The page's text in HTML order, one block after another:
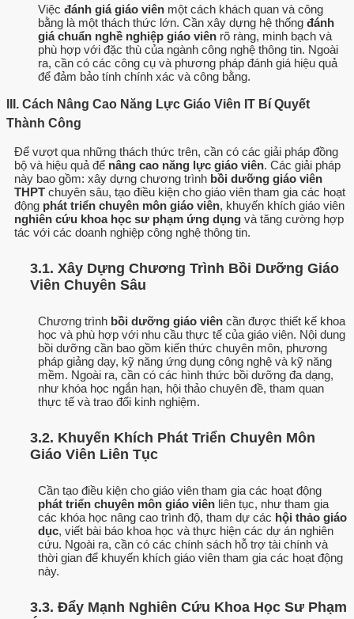
Việc đánh giá giáo viên một cách khách quan và công
bằng là một thách thức lớn. Cần xây dựng hệ thống đánh
giá chuẩn nghề nghiệp giáo viên rõ ràng, minh bạch và
phù hợp với đặc thù của ngành công nghệ thông tin. Ngoài
ra, cần có các công cụ và phương pháp đánh giá hiệu quả
để đảm bảo tính chính xác và công bằng.
III. Cách Nâng Cao Năng Lực Giáo Viên IT Bí Quyết
Thành Công
Để vượt qua những thách thức trên, cần có các giải pháp đồng
bộ và hiệu quả để nâng cao năng lực giáo viên. Các giải pháp
này bao gồm: xây dựng chương trình bồi dưỡng giáo viên
THPT chuyên sâu, tạo điều kiện cho giáo viên tham gia các hoạt
động phát triển chuyên môn giáo viên, khuyến khích giáo viên
nghiên cứu khoa học sư phạm ứng dụng và tăng cường hợp
tác với các doanh nghiệp công nghệ thông tin.
3.1. Xây Dựng Chương Trình Bồi Dưỡng Giáo
Viên Chuyên Sâu
Chương trình bồi dưỡng giáo viên cần được thiết kế khoa
học và phù hợp với nhu cầu thực tế của giáo viên. Nội dung
bồi dưỡng cần bao gồm kiến thức chuyên môn, phương
pháp giảng dạy, kỹ năng ứng dụng công nghệ và kỹ năng
mềm. Ngoài ra, cần có các hình thức bồi dưỡng đa dạng,
như khóa học ngắn hạn, hội thảo chuyên đề, tham quan
thực tế và trao đổi kinh nghiệm.
3.2. Khuyến Khích Phát Triển Chuyên Môn
Giáo Viên Liên Tục
Cần tạo điều kiện cho giáo viên tham gia các hoạt động
phát triển chuyên môn giáo viên liên tục, như tham gia
các khóa học nâng cao trình độ, tham dự các hội thảo giáo
dục, viết bài báo khoa học và thực hiện các dự án nghiên
cứu. Ngoài ra, cần có các chính sách hỗ trợ tài chính và
thời gian để khuyến khích giáo viên tham gia các hoạt động
này.
3.3. Đẩy Mạnh Nghiên Cứu Khoa Học Sư Phạm